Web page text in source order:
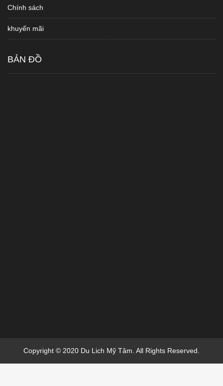
Chính sách
khuyến mãi
BẢN ĐỒ
Copyright © 2020 Du Lich Mỹ Tâm. All Rights Reserved.